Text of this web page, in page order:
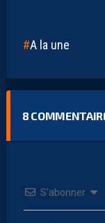
A la une
8
S’abonner